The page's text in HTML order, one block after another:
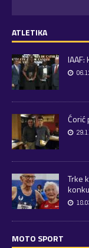
ATLETIKA
Ćorić
Trke
MOTO SPORT